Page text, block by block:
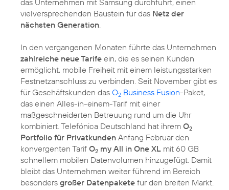
das Unternehmen mit Samsung durchführt, einen
vielversprechenden Baustein für das Netz der
nächsten Generation.
In den vergangenen Monaten führte das Unternehmen
zahlreiche neue Tarife ein, die es seinen Kunden
ermöglicht, mobile Freiheit mit einem leistungsstarken
Festnetzanschluss zu verbinden. Seit November gibt es
für Geschäftskunden das O2 Business Fusion-Paket,
das einen Alles-in-einem-Tarif mit einer
maßgeschneiderten Betreuung rund um die Uhr
kombiniert. Telefónica Deutschland hat ihrem O2
Portfolio für Privatkunden Anfang Februar den
konvergenten Tarif O2 my All in One XL mit 60 GB
schnellem mobilen Datenvolumen hinzugefügt. Damit
bleibt das Unternehmen weiter führend im Bereich
besonders großer Datenpakete für den breiten Markt.